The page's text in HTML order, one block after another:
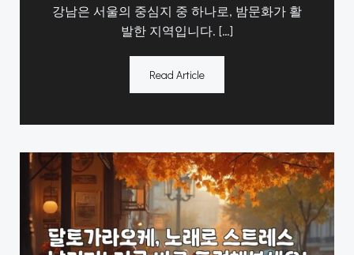
강남은 서울의 중심지 중 하나로, 밤문화가 활
발한 지역입니다. […]
Read Article